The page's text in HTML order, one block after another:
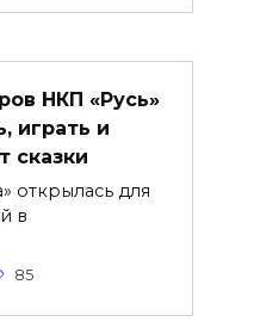
НКП «Русь»
играть и
сказки
открылась для
в
85